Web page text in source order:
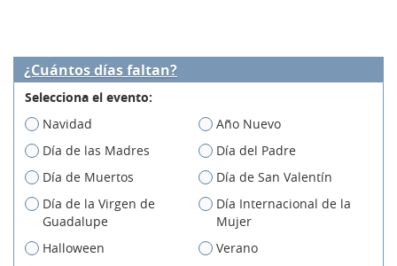
¿Cuántos días faltan?
Selecciona el evento:
Navidad
Año Nuevo
Día de las Madres
Día del Padre
Día de Muertos
Día de San Valentín
Día de la Virgen de
Guadalupe
Día Internacional de la
Mujer
Halloween
Verano